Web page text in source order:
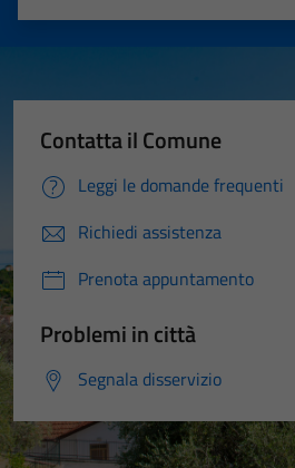
Valuta 5 stelle su 5
Valuta 4 stelle su 5
Valuta 3 stelle su 5
Valuta 2 stelle su 5
Valuta 1 stelle su 5
Contatta il Comune
Leggi le domande frequenti
Richiedi assistenza
Prenota appuntamento
Problemi in città
Segnala disservizio